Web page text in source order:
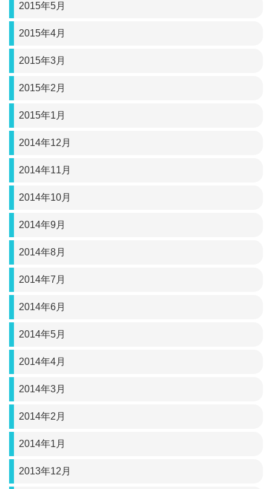
2015年5月
2015年4月
2015年3月
2015年2月
2015年1月
2014年12月
2014年11月
2014年10月
2014年9月
2014年8月
2014年7月
2014年6月
2014年5月
2014年4月
2014年3月
2014年2月
2014年1月
2013年12月